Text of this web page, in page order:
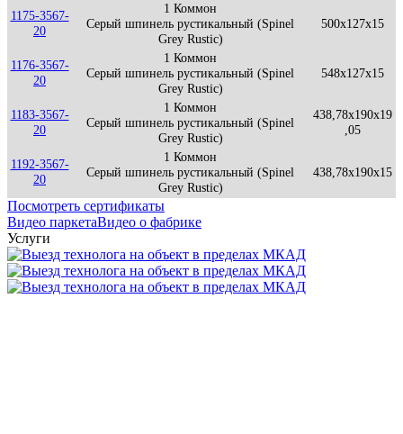
1175-3567-
20
1 Коммон
Серый шпинель рустикальный (Spinel
Grey Rustic)
500x127x15
1176-3567-
20
1 Коммон
Серый шпинель рустикальный (Spinel
Grey Rustic)
548x127x15
1183-3567-
20
1 Коммон
Серый шпинель рустикальный (Spinel
Grey Rustic)
438,78x190x19
,05
1192-3567-
20
1 Коммон
Серый шпинель рустикальный (Spinel
Grey Rustic)
438,78x190x15
Посмотреть сертификаты
Видео паркетаВидео о фабрике
Услуги